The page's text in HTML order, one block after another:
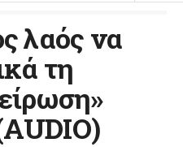
λαός να
τη